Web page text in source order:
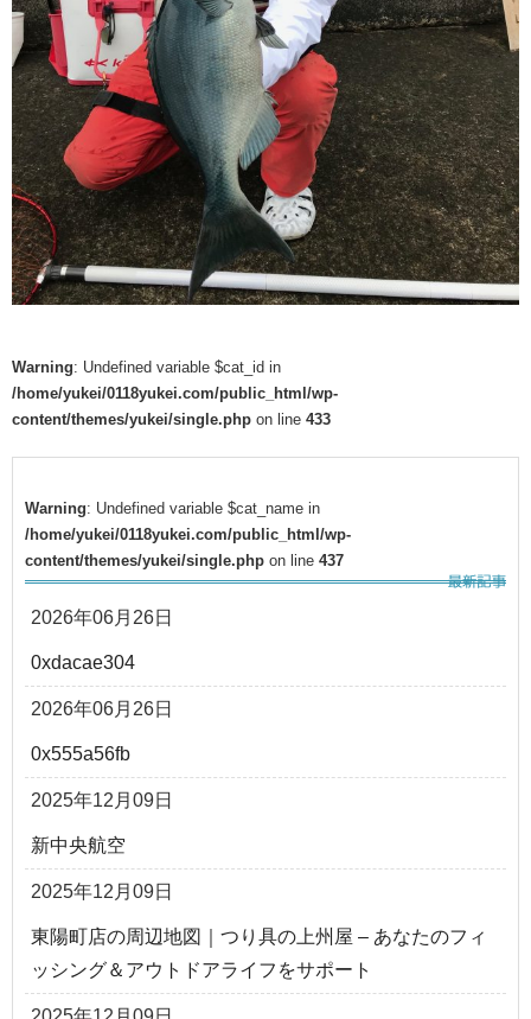
Warning: Undefined variable $cat_id in
/home/yukei/0118yukei.com/public_html/wp-
content/themes/yukei/single.php on line 433
Warning: Undefined variable $cat_name in
/home/yukei/0118yukei.com/public_html/wp-
content/themes/yukei/single.php on line 437
2026年06月26日
0xdacae304
2026年06月26日
0x555a56fb
2025年12月09日
新中央航空
2025年12月09日
東陽町店の周辺地図｜つり具の上州屋 – あなたのフィ
ッシング＆アウトドアライフをサポート